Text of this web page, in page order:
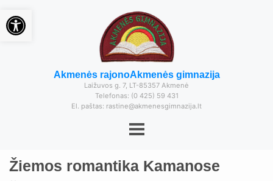
Akmenės rajonoAkmenės gimnazija
Laižuvos g. 7, LT-85357 Akmenė
Telefonas: (0 425) 59 431
El. paštas: rastine@akmenesgimnazija.lt
Žiemos romantika Kamanose
Open toolbar